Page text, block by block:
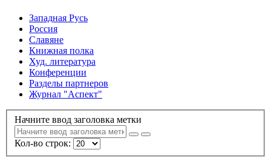
Западная Русь
Россия
Славяне
Книжная полка
Худ. литература
Конференции
Разделы партнеров
Журнал "Аспект"
Начните ввод заголовка метки
Кол-во строк: